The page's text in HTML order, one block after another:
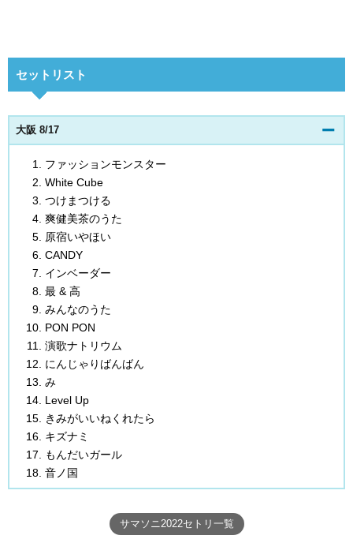
セットリスト
大阪 8/17
ファッションモンスター
White Cube
つけまつける
爽健美茶のうた
原宿いやほい
CANDY
インベーダー
最 & 高
みんなのうた
PON PON
演歌ナトリウム
にんじゃりばんばん
み
Level Up
きみがいいねくれたら
キズナミ
もんだいガール
音ノ国
サマソニ2022セトリ一覧